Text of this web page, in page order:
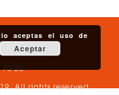
70 20
All rights reserved.
aceptas el uso de
Aceptar